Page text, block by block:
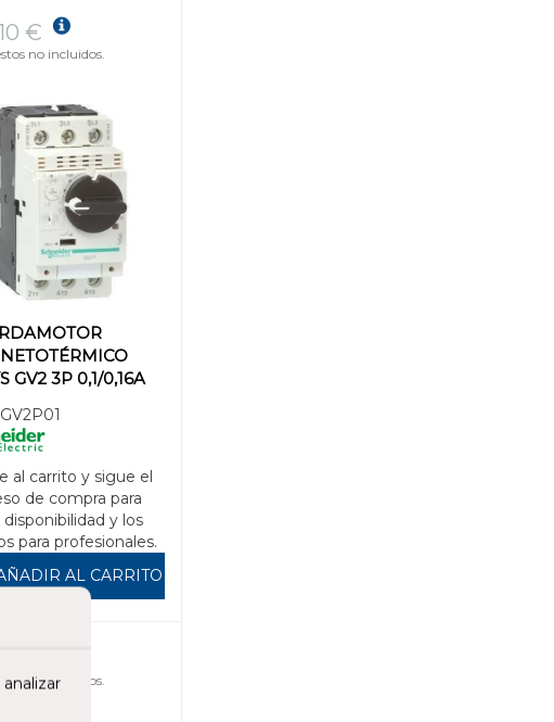
GV2 3P 0,1/0,16A
GV2P01
al carrito y sigue el
de compra para
disponibilidad y los
para profesionales.
€
no incluidos.
AL CARRITO
no incluidos.